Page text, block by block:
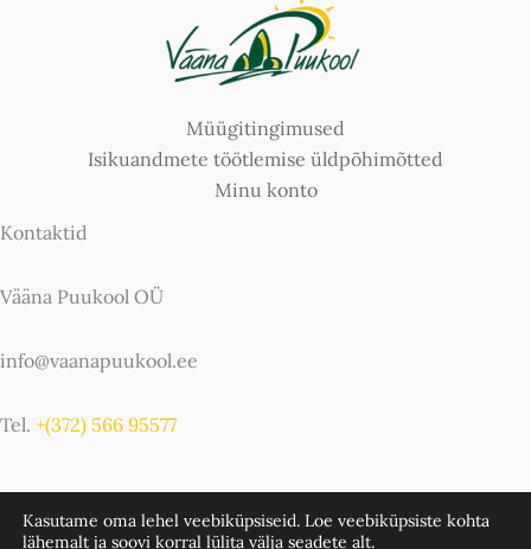
Müügitingimused
Isikuandmete töötlemise üldpõhimõtted
Minu konto
Kontaktid
Vääna Puukool OÜ
info@vaanapuukool.ee
Tel. +(372) 566 95577
Kasutame oma lehel veebiküpsiseid. Loe veebiküpsiste kohta
lähemalt ja soovi korral lülita välja seadete alt.